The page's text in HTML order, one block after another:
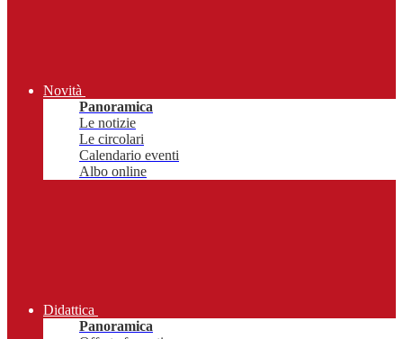
Novità
Panoramica
Le notizie
Le circolari
Calendario eventi
Albo online
Didattica
Panoramica